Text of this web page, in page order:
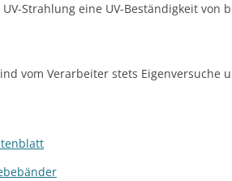
Strahlung eine UV-Beständigkeit von
vom Verarbeiter stets Eigenversuche